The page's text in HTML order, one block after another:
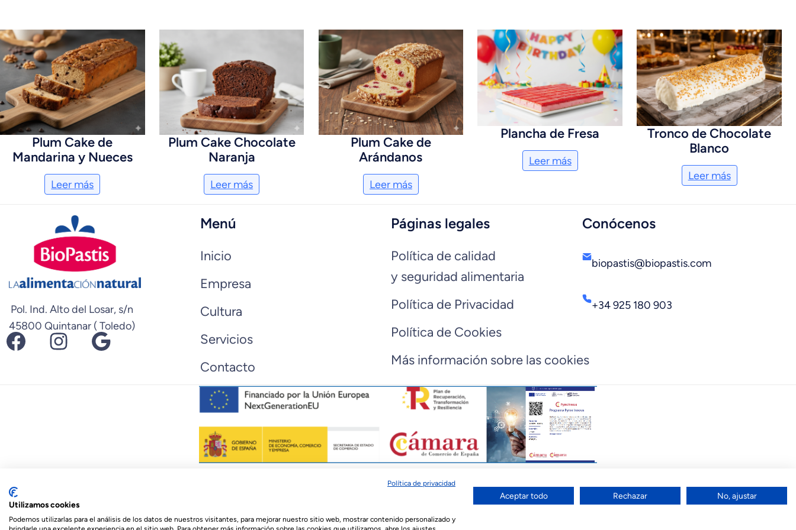
Plum Cake de
Mandarina y Nueces
Leer más
Plum Cake Chocolate
Naranja
Leer más
Plum Cake de
Arándanos
Leer más
Plancha de Fresa
Leer más
Tronco de Chocolate
Blanco
Leer más
Pol. Ind. Alto del Losar, s/n
45800 Quintanar ( Toledo)
Facebook Instagram Google
Menú
Inicio
Empresa
Cultura
Servicios
Contacto
Páginas legales
Política de calidad
y seguridad alimentaria
Política de Privacidad
Política de Cookies
Más información sobre las cookies
Conócenos
biopastis@biopastis.com
+34 925 180 903
© 2026 Biopastis.com
Español English(Inglés) Français(Francés
Política de privacidad
Utilizamos cookies
Podemos utilizarlas para el análisis de los datos de nuestros visitantes, para mejorar nuestro sitio web, mostrar contenido personalizado y
Aceptar todo Rechazar No, ajustar